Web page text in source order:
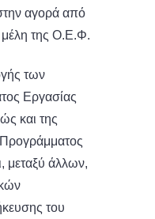
στην αγορά από
μέλη της Ο.Ε.Φ.
των
Εργασίας
και της
μεταξύ άλλων,
του